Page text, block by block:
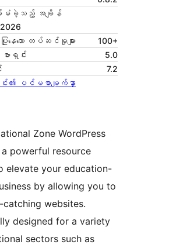
းမံခဲ့သည့် အချိန်
ေသော တပ်ဆင်မှုများ
100+
ားရှင်း
5.0
7.2
း၏ ပင်မစာမျက်နှာ
Zone WordPress
a powerful resource
elevate your education-
by allowing you to
catching websites.
designed for a variety
sectors such as